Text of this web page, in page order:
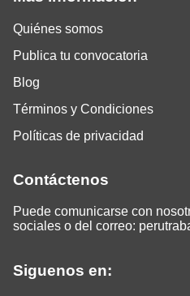
Quiénes somos
Publica tu convocatoria
Blog
Términos y Condiciones
Políticas de privacidad
Contáctenos
Puede comunicarse con
sociales o del correo:
Siguenos en: